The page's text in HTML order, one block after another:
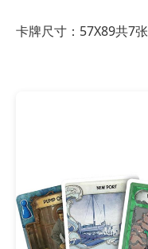
卡牌尺寸：57X89共7张